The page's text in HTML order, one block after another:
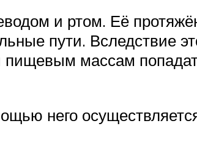
и ртом. Её
пути. Вследствие
массам
него